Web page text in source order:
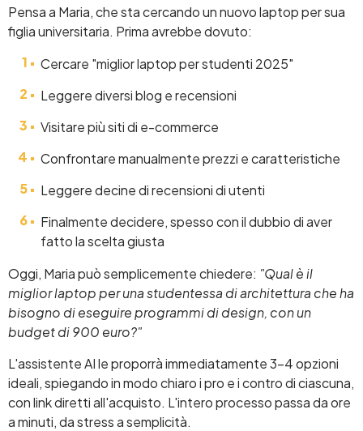
Pensa a Maria, che sta cercando un nuovo laptop per sua
figlia universitaria. Prima avrebbe dovuto:
Cercare "miglior laptop per studenti 2025"
Leggere diversi blog e recensioni
Visitare più siti di e-commerce
Confrontare manualmente prezzi e caratteristiche
Leggere decine di recensioni di utenti
Finalmente decidere, spesso con il dubbio di aver
fatto la scelta giusta
Oggi, Maria può semplicemente chiedere: "Qual è il
miglior laptop per una studentessa di architettura che ha
bisogno di eseguire programmi di design, con un
budget di 900 euro?"
L'assistente AI le proporrà immediatamente 3-4 opzioni
ideali, spiegando in modo chiaro i pro e i contro di ciascuna,
con link diretti all'acquisto. L'intero processo passa da ore
a minuti, da stress a semplicità.